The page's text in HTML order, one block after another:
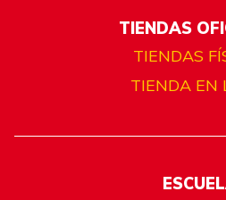
TIENDAS
TIENDAS
TIENDA EN